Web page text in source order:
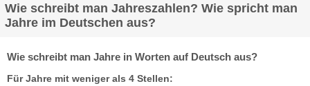
Wie schreibt man Jahreszahlen? Wie spricht man
Jahre im Deutschen aus?
Wie schreibt man Jahre in Worten auf Deutsch aus?
Für Jahre mit weniger als 4 Stellen: